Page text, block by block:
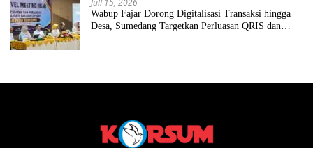
Wabup Fajar Dorong Digitalisasi Transaksi hingga
Desa, Sumedang Targetkan Perluasan QRIS dan